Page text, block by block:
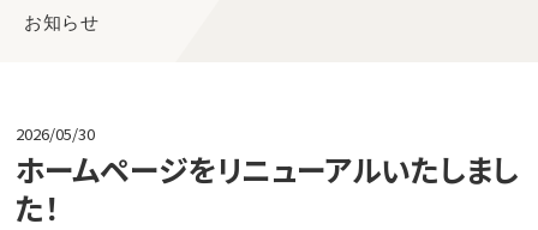
お知らせ
2026/05/30
ホームページをリニューアルいたしまし
た！